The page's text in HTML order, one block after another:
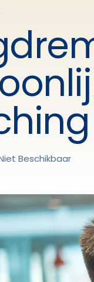
Beschikbaar